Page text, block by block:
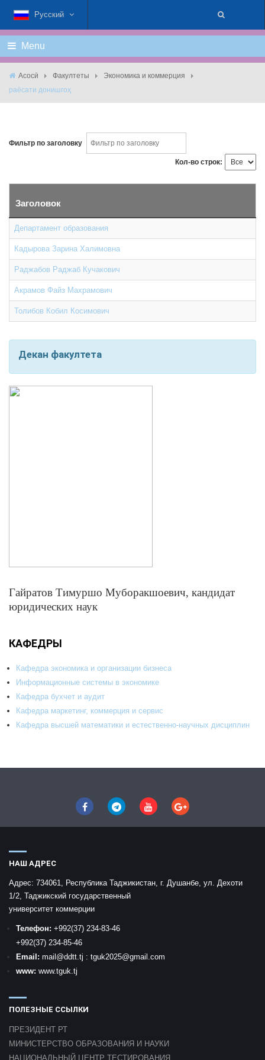
Русский
Menu
Асосӣ Факултеты
Экономика и коммерция
раёсати донишгоҳ
Фильтр по заголовку
Кол-во строк:
Заголовок
Департамент образования
Кадырова Зарина Халимовна
Раджабов Раджаб Кучакович
Акрамов Файз Махрамович
Толибов Кобил Косимович
Декан факултета
Гайратов Тимуршо Муборакшоевич, кандидат
юридических наук
КАФЕДРЫ
Кафедра экономика и организации бизнеса
Информационные системы в экономике
Кафедра бухчет и аудит
Кафедра маркетинг, коммерция и сервис
Кафедра высшей математики и естественно-научных дисциплин
НАШ АДРЕС
Адрес: 734061, Республика Таджикистан, г. Душанбе, ул. Дехоти
1/2, Таджикский государственный
университет коммерции
Телефон: +992(37) 234-83-46
+992(37) 234-85-46
Email: mail @ddtt.tj : tguk2025@gmail.com
www: www.tguk.tj
ПОЛЕЗНЫЕ ССЫЛКИ
ПРЕЗИДЕНТ РТ
МИНИСТЕРСТВО ОБРАЗОВАНИЯ И НАУКИ
НАЦИОНАЛЬНЫЙ ЦЕНТР ТЕСТИРОВАНИЯ